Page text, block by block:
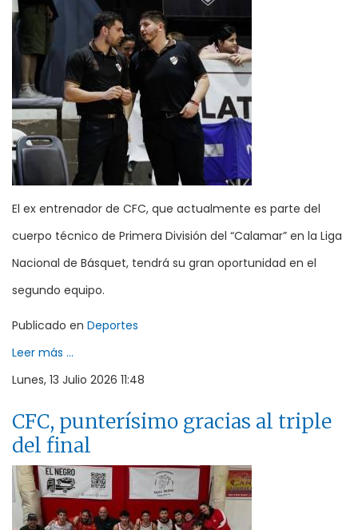
El ex entrenador de CFC, que actualmente es parte del
cuerpo técnico de Primera División del “Calamar” en la Liga
Nacional de Básquet, tendrá su gran oportunidad en el
segundo equipo.
Publicado en Deportes
Leer más ...
Lunes, 13 Julio 2026 11:48
CFC, punterísimo gracias al triple
del final